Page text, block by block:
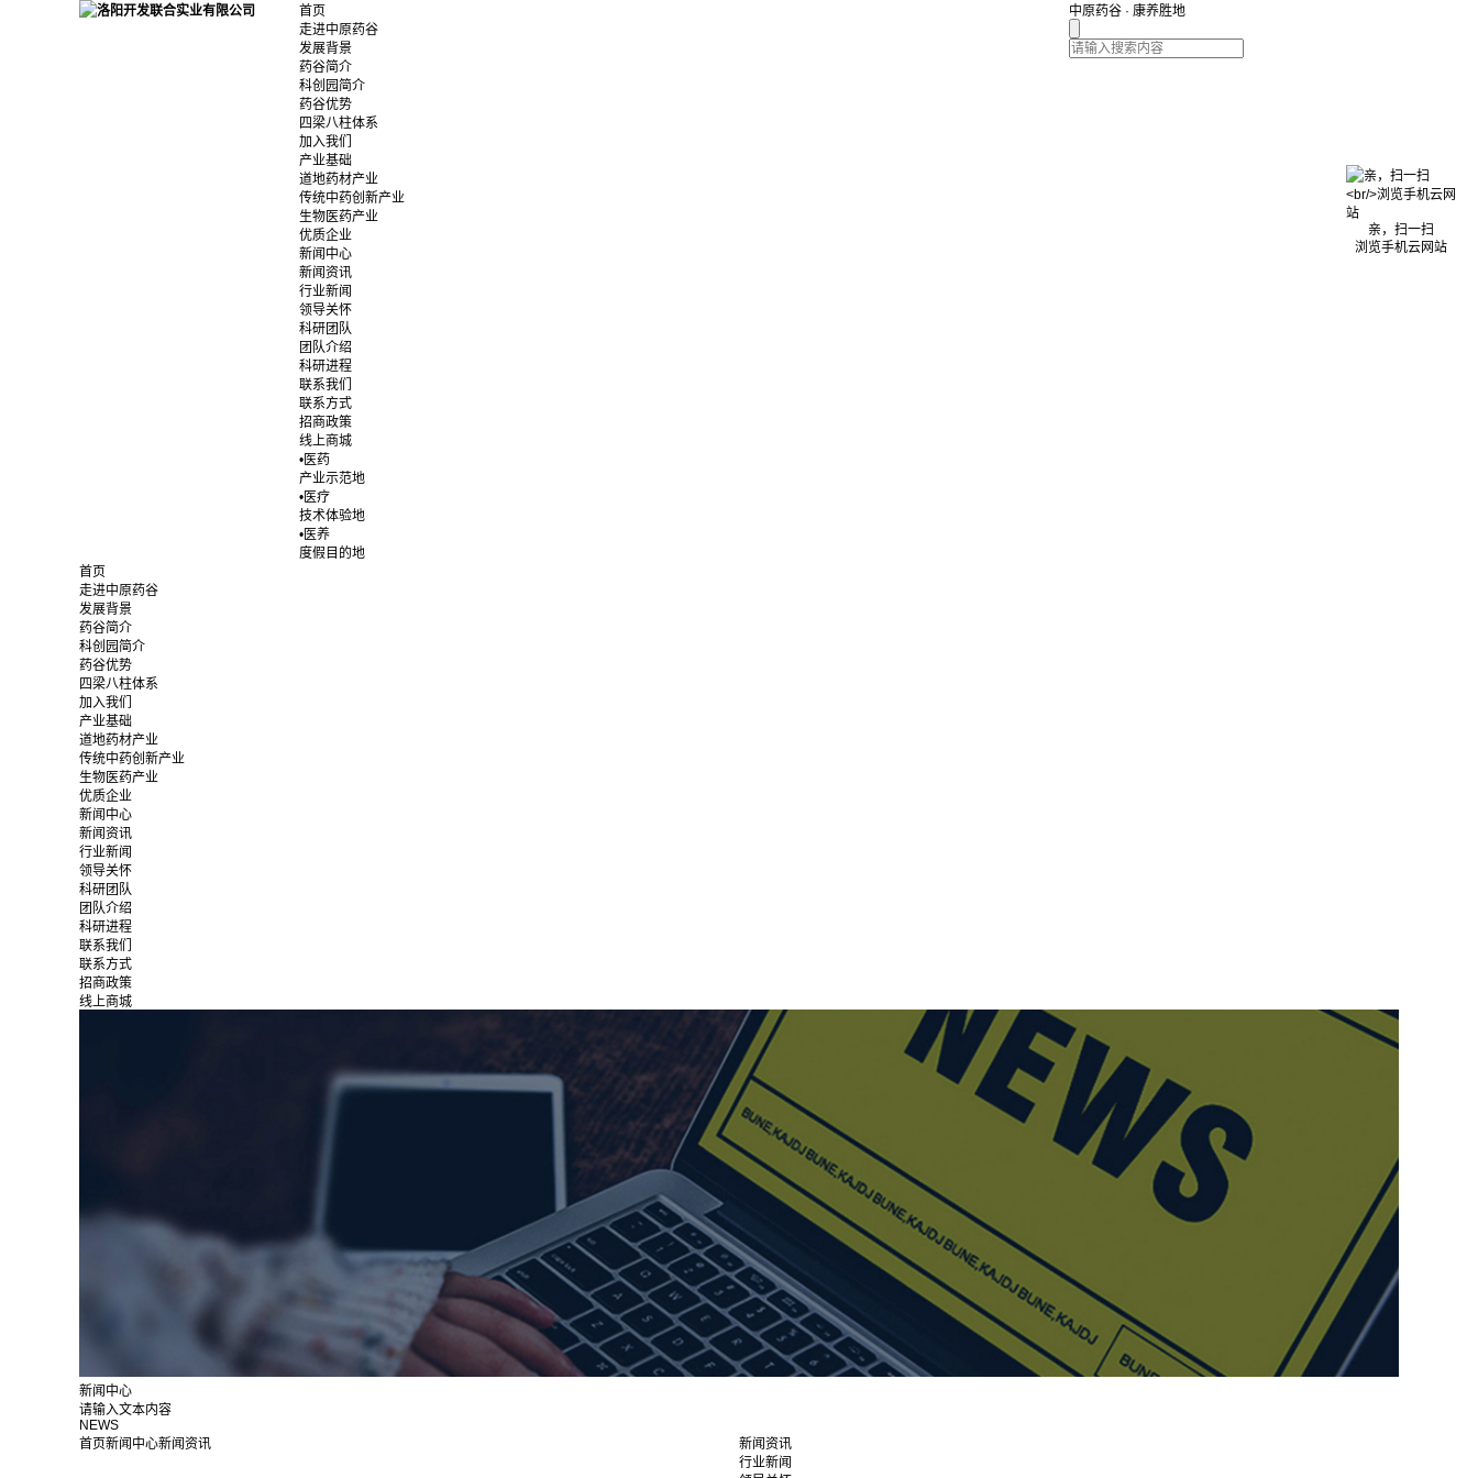
首页
走进中原药谷
发展背景
药谷简介
科创园简介
药谷优势
四梁八柱体系
加入我们
产业基础
道地药材产业
传统中药创新产业
生物医药产业
优质企业
新闻中心
新闻资讯
行业新闻
领导关怀
科研团队
团队介绍
科研进程
联系我们
联系方式
招商政策
线上商城
•医药
产业示范地
•医疗
技术体验地
•医养
度假目的地
中原药谷 · 康养胜地
首页
走进中原药谷
发展背景
药谷简介
科创园简介
药谷优势
四梁八柱体系
加入我们
产业基础
道地药材产业
传统中药创新产业
生物医药产业
优质企业
新闻中心
新闻资讯
行业新闻
领导关怀
科研团队
团队介绍
科研进程
联系我们
联系方式
招商政策
线上商城
新闻中心
请输入文本内容
NEWS
首页新闻中心新闻资讯
新闻资讯
行业新闻
亲，扫一扫
浏览手机云网站